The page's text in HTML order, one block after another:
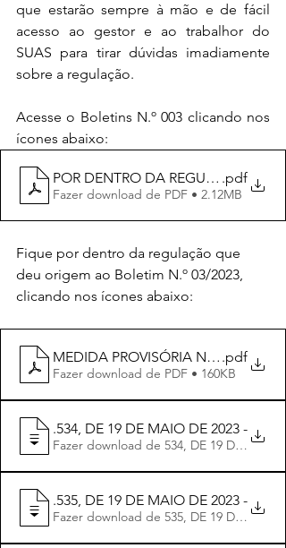
que estarão sempre à mão e de fácil
acesso ao gestor e ao trabalhor do
SUAS para tirar dúvidas imadiamente
sobre a regulação.
Acesse o Boletins N.º 003 clicando nos
ícones abaixo:
POR DENTRO DA REGULAÇÃO - 003
.pdf
Fazer download de PDF • 2.12MB
Fique por dentro da regulação que
deu origem ao Boletim N.º 03/2023,
clicando nos ícones abaixo:
MEDIDA PROVISÓRIA Nº 1.176, DE
.pdf
Fazer download de PDF • 160KB
DECRETO Nº 11
.534, DE 19 DE MAIO DE 2023 -
DECRETO Nº 11
.535, DE 19 DE MAIO DE 2023 -
Fazer download de 535, DE 19 DE MAIO